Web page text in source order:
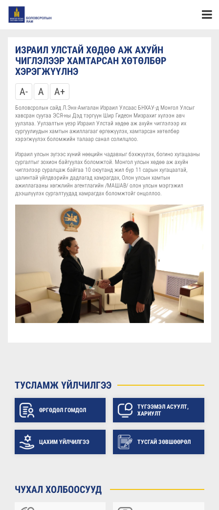
ИЗРАИЛ УЛСТАЙ ХӨДӨӨ АЖ АХУЙН
ЧИГЛЭЛЭЭР ХАМТАРСАН ХӨТӨЛБӨР
ХЭРЭГЖҮҮЛНЭ
A-
A A+
Боловсролын сайд Л.Энх-Амгалан Израил Улсаас БНХАУ-д Монгол Улсыг
хавсран суугаа ЭСЯ-ны Дэд тэргүүн Шир Гидеон Мизрахиг хүлээн авч
уулзлаа. Уулзалтын үеэр Израил Улстай хөдөө аж ахуйн чиглэлээр их
сургуулиудын хамтын ажиллагааг өргөжүүлэх, хамтарсан хөтөлбөр
хэрэгжүүлэх боломжийн талаар санал солилцлоо.
Израил улсын зүгээс хүний нөөцийн чадавхыг бэхжүүлэх, богино хугацааны
сургалтыг зохион байгуулах боломжтой. Монгол улсын хөдөө аж ахуйн
чиглэлээр суралцаж байгаа 10 оюутанд жил бүр 11 сарын хугацаатай,
цалинтай үйлдвэрийн дадлагад хамрагдах, Олон улсын хамтын
ажиллагааны хөгжлийн агентлагийн /МАШАВ/ олон улсын мэргэжил
дээшлүүлэх сургалтуудад хамрагдах боломжтойг онцоллоо.
ТУСЛАМЖ ҮЙЛЧИЛГЭЭ
ӨРГӨДӨЛ ГОМДОЛ
ТҮГЭЭМЭЛ АСУУЛТ,
ХАРИУЛТ
ЦАХИМ ҮЙЛЧИЛГЭЭ ТУСГАЙ ЗӨВШӨӨРӨЛ
ЧУХАЛ ХОЛБООСУУД